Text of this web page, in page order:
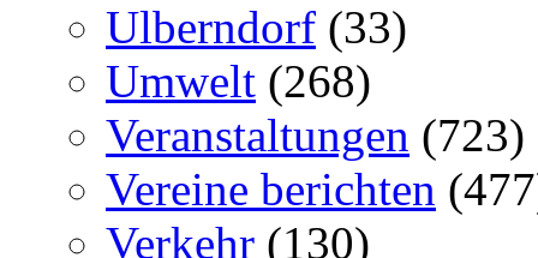
Ulberndorf (33)
Umwelt (268)
Veranstaltungen (723)
Vereine berichten
Verkehr (130)